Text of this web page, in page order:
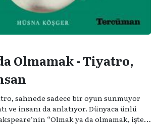
Olmamak - Tiyatro,
sahnede sadece bir oyun sunmuyor
ve insanı da anlatıyor. Dünyaca ünlü
“Olmak ya da olmamak, işte